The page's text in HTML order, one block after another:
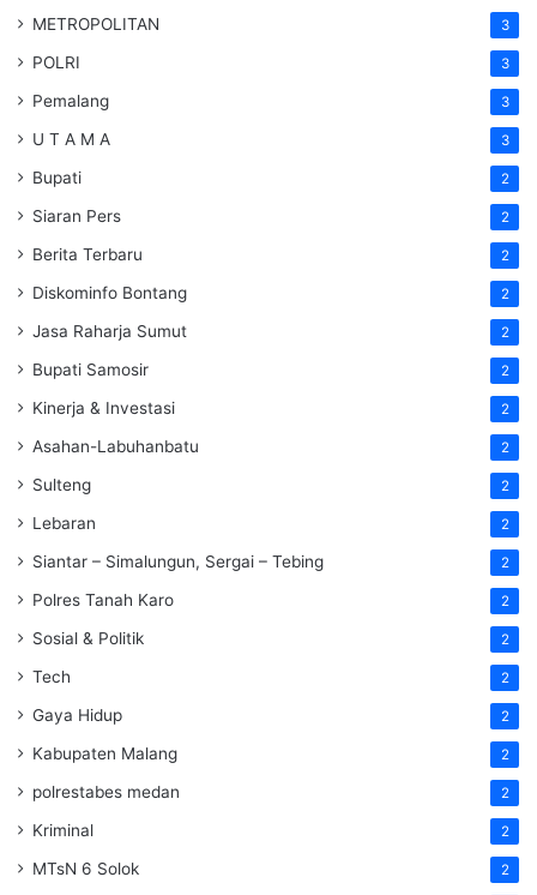
METROPOLITAN 3
POLRI 3
Pemalang 3
U T A M A 3
Bupati 2
Siaran Pers 2
Berita Terbaru 2
Diskominfo Bontang 2
Jasa Raharja Sumut 2
Bupati Samosir 2
Kinerja & Investasi 2
Asahan-Labuhanbatu 2
Sulteng 2
Lebaran 2
Siantar – Simalungun, Sergai – Tebing 2
Polres Tanah Karo 2
Sosial & Politik 2
Tech 2
Gaya Hidup 2
Kabupaten Malang 2
polrestabes medan 2
Kriminal 2
MTsN 6 Solok 2